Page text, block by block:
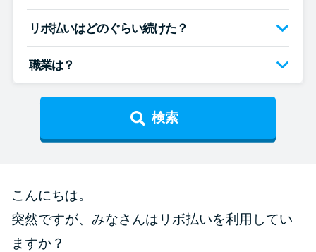
カードローンQ&A
最速！最短40分で借りられるカ
リボ払いはどのぐらい続けた？
職業は？
検索
こんにちは。
突然ですが、みなさんはリボ払いを利用してい
ますか？